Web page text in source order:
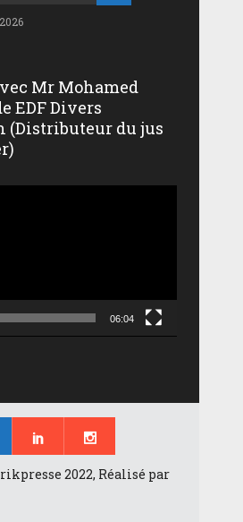
Mr Mohamed
EDF Divers
(Distributeur du jus
06:04
2022, Réalisé par